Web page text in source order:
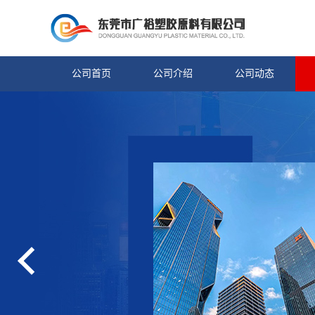
公司首页 公司介绍 公司动态